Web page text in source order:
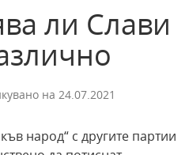
ли Слави
на 24.07.2021
народ“ с другите партии